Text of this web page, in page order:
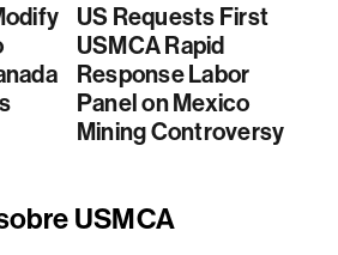
US Requests First
USMCA Rapid
Response Labor
Panel on Mexico
Mining Controversy
USMCA